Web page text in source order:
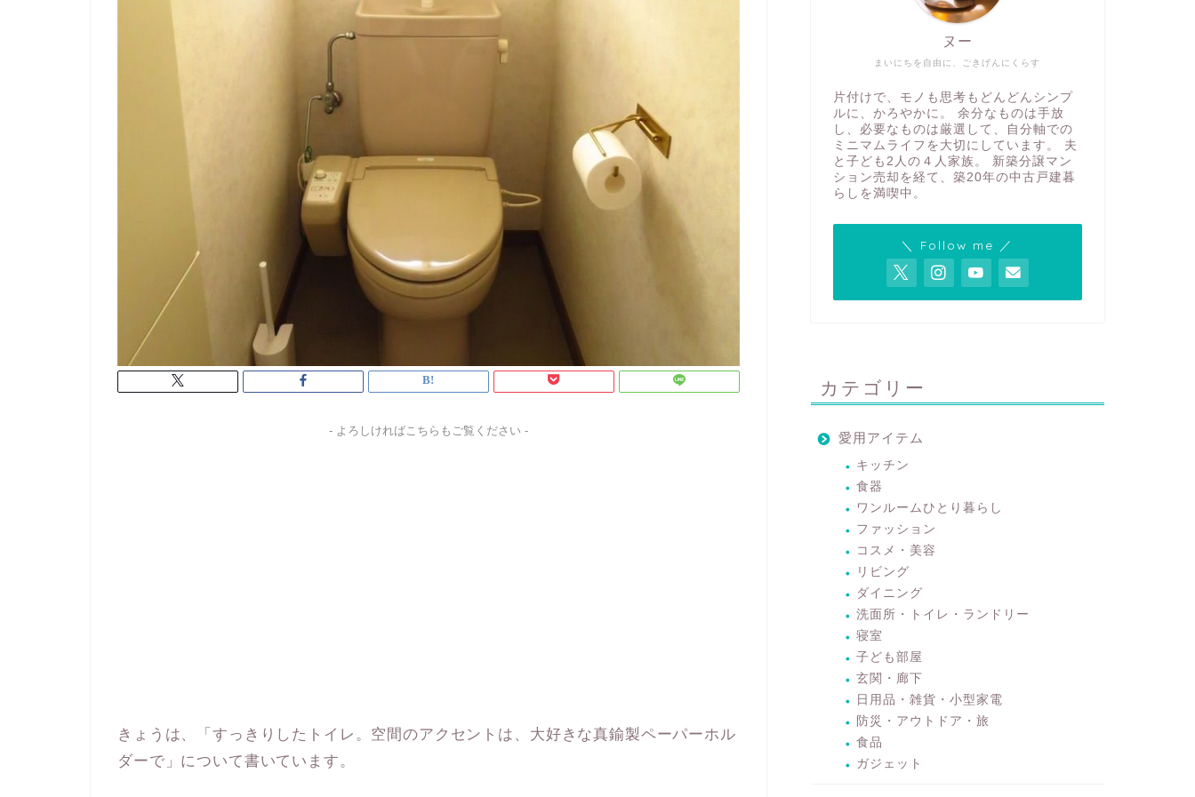
- よろしければこちらもご覧ください -
きょうは、「すっきりしたトイレ。空間のアクセントは、大好きな真鍮製ペーパーホル
ダーで」について書いています。
まいにちを自由に、ごきげんにくらす
ヌー
片付けで、モノも思考もどんどんシンプ
ルに、かろやかに。 余分なものは手放
し、必要なものは厳選して、自分軸での
ミニマムライフを大切にしています。 夫
と子ども2人の４人家族。 新築分譲マン
ション売却を経て、築20年の中古戸建暮
らしを満喫中。
＼ Follow me ／
カテゴリー
愛用アイテム
キッチン
食器
ワンルームひとり暮らし
ファッション
コスメ・美容
リビング
ダイニング
洗面所・トイレ・ランドリー
寝室
子ども部屋
玄関・廊下
日用品・雑貨・小型家電
防災・アウトドア・旅
食品
ガジェット